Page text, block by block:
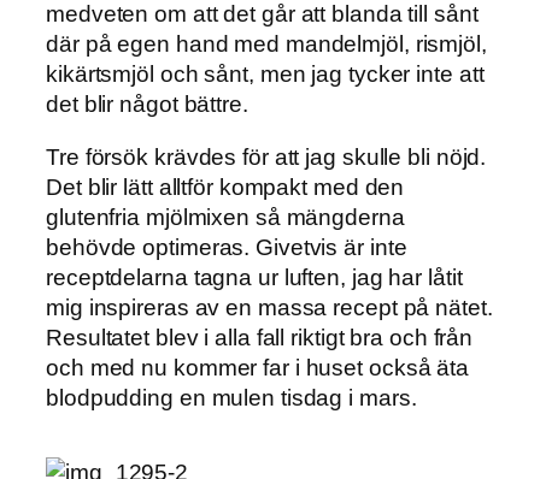
medveten om att det går att blanda till sånt
där på egen hand med mandelmjöl, rismjöl,
kikärtsmjöl och sånt, men jag tycker inte att
det blir något bättre.
Tre försök krävdes för att jag skulle bli nöjd.
Det blir lätt alltför kompakt med den
glutenfria mjölmixen så mängderna
behövde optimeras. Givetvis är inte
receptdelarna tagna ur luften, jag har låtit
mig inspireras av en massa recept på nätet.
Resultatet blev i alla fall riktigt bra och från
och med nu kommer far i huset också äta
blodpudding en mulen tisdag i mars.